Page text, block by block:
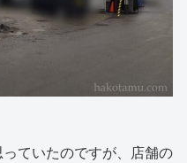
ていたのですが、店舗の